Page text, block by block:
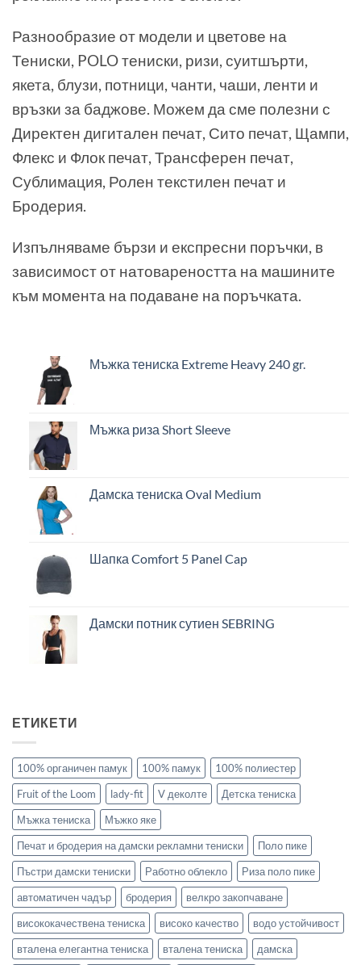
Разнообразие от модели и цветове на
Тениски, POLO тениски, ризи, суитшърти,
якета, блузи, потници, чанти, чаши, ленти и
връзки за баджове. Можем да сме полезни с
Директен дигитален печат, Сито печат, Щампи,
Флекс и Флок печат, Трансферен печат,
Сублимация, Ролен текстилен печат и
Бродерия.
Изпълняваме бързи и експресни поръчки, в
зависимост от натовареността на машините
към момента на подаване на поръчката.
Мъжка тениска Extreme Heavy 240 gr.
Мъжка риза Short Sleeve
Дамска тениска Oval Medium
Шапка Comfort 5 Panel Cap
Дамски потник сутиен SEBRING
ЕТИКЕТИ
100% органичен памук 100% памук
100% полиестер
Fruit of the Loom
lady-fit V деколте
Детска тениска
Мъжка тениска
Мъжко яке
Печат и бродерия на дамски рекламни тениски
Поло пике
Пъстри дамски тениски
Работно облекло
Риза поло пике
автоматичен чадър
бродерия
велкро закопчаване
висококачествена тениска
високо качество
водо устойчивост
вталена елегантна тениска
вталена тениска дамска